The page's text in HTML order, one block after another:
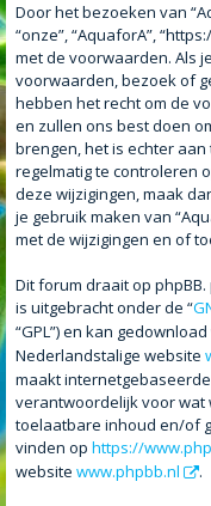
Door het bezoeken van
“onze”, “AquaforA”,
met de voorwaarden. Als
voorwaarden, bezoek of
hebben het recht om de
en zullen ons best doen
brengen, het is echter
regelmatig te controleren
deze wijzigingen, maak
je gebruik maken van
met de wijzigingen en of
Dit forum draait op
is uitgebracht onder de “
“GPL”) en kan
Nederlandstalige website
maakt
verantwoordelijk voor wat
toelaatbare inhoud en/of
vinden op https://
website www.phpbb.nl .